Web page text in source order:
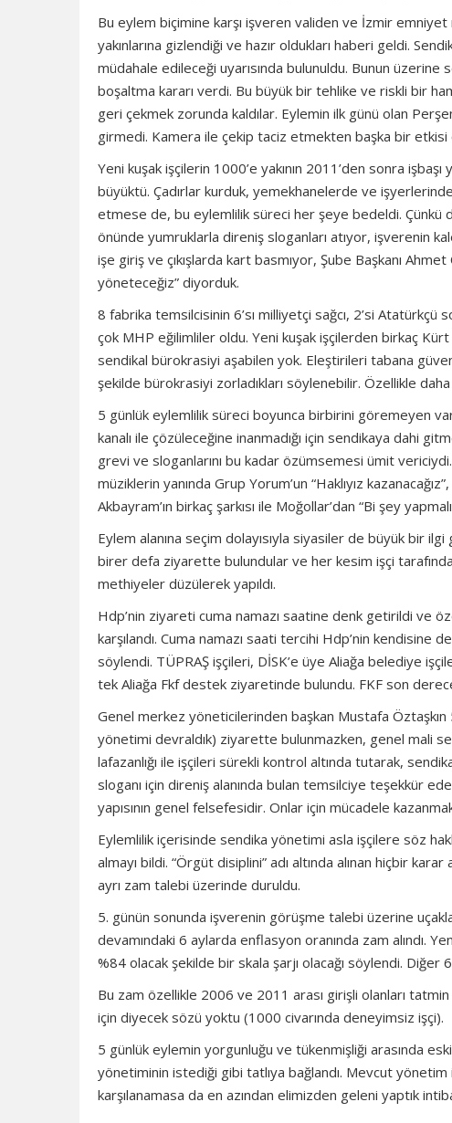
Bu eylem biçimine karşı işveren validen ve İzmir
yakınlarına gizlendiği ve hazır oldukları haberi geldi.
müdahale edileceği uyarısında bulunuldu. Bunun
boşaltma kararı verdi. Bu büyük bir tehlike ve riskli bir
geri çekmek zorunda kaldılar. Eylemin ilk günü olan
girmedi. Kamera ile çekip taciz etmekten başka bir etkisi
Yeni kuşak işçilerin 1000’e yakının 2011’den sonra
büyüktü. Çadırlar kurduk, yemekhanelerde ve
etmese de, bu eylemlilik süreci her şeye bedeldi. Çünkü
önünde yumruklarla direniş sloganları atıyor, işverenin
işe giriş ve çıkışlarda kart basmıyor, Şube Başkanı
yöneteceğiz” diyorduk.
8 fabrika temsilcisinin 6’sı milliyetçi sağcı, 2’si
çok MHP eğilimliler oldu. Yeni kuşak işçilerden birkaç
sendikal bürokrasiyi aşabilen yok. Eleştirileri tabana
şekilde bürokrasiyi zorladıkları söylenebilir. Özellikle
5 günlük eylemlilik süreci boyunca birbirini göremeyen
kanalı ile çözüleceğine inanmadığı için sendikaya dahi
grevi ve sloganlarını bu kadar özümsemesi ümit
müziklerin yanında Grup Yorum’un “Haklıyız
Akbayram’ın birkaç şarkısı ile Moğollar’dan “Bi şey
Eylem alanına seçim dolayısıyla siyasiler de büyük bir
birer defa ziyarette bulundular ve her kesim işçi
methiyeler düzülerek yapıldı.
Hdp’nin ziyareti cuma namazı saatine denk getirildi ve
karşılandı. Cuma namazı saati tercihi Hdp’nin
söylendi. TÜPRAŞ işçileri, DİSK’e üye Aliağa belediye
tek Aliağa Fkf destek ziyaretinde bulundu. FKF son
Genel merkez yöneticilerinden başkan Mustafa
yönetimi devraldık) ziyarette bulunmazken, genel mali
lafazanlığı ile işçileri sürekli kontrol altında tutarak,
sloganı için direniş alanında bulan temsilciye teşekkür
yapısının genel felsefesidir. Onlar için mücadele
Eylemlilik içerisinde sendika yönetimi asla işçilere söz
almayı bildi. “Örgüt disiplini” adı altında alınan hiçbir
ayrı zam talebi üzerinde duruldu.
5. günün sonunda işverenin görüşme talebi üzerine
devamındaki 6 aylarda enflasyon oranında zam alındı.
%84 olacak şekilde bir skala şarjı olacağı söylendi. Diğer
Bu zam özellikle 2006 ve 2011 arası girişli olanları tatmin
için diyecek sözü yoktu (1000 civarında deneyimsiz işçi).
5 günlük eylemin yorgunluğu ve tükenmişliği arasında
yönetiminin istediği gibi tatlıya bağlandı. Mevcut
karşılanamasa da en azından elimizden geleni yaptık